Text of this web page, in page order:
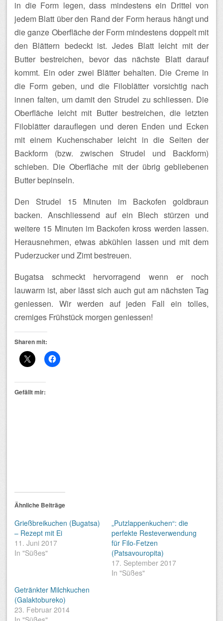
in die Form legen, dass mindestens ein Drittel von
jedem Blatt über den Rand der Form heraus hängt und
die ganze Oberfläche der Form mindestens doppelt mit
den Blättern bedeckt ist. Jedes Blatt leicht mit der
Butter bestreichen, bevor das nächste Blatt darauf
kommt. Ein oder zwei Blätter behalten. Die Creme in
die Form geben, und die Filoblätter vorsichtig nach
innen falten, um damit den Strudel zu schliessen. Die
Oberfläche leicht mit Butter bestreichen, die letzten
Filoblätter darauflegen und deren Enden und Ecken
mit einem Kuchenschaber leicht in die Seiten der
Backform (bzw. zwischen Strudel und Backform)
schieben. Die Oberfläche mit der übrig gebliebenen
Butter bepinseln.
Den Strudel 15 Minuten im Backofen goldbraun
backen. Anschliessend auf ein Blech stürzen und
weitere 15 Minuten im Backofen kross werden lassen.
Herausnehmen, etwas abkühlen lassen und mit dem
Puderzucker und Zimt bestreuen.
Bugatsa schmeckt hervorragend wenn er noch
lauwarm ist, aber lässt sich auch gut am nächsten Tag
geniessen. Wir werden auf jeden Fall ein tolles,
cremiges Frühstück morgen geniessen!
Sharen mit:
Gefällt mir:
Ähnliche Beiträge
Grießbreikuchen (Bugatsa)
– Rezept mit Ei
11. Juni 2017
In "Süßes"
„Putzlappenkuchen“: die
perfekte Resteverwendung
für Filo-Fetzen
(Patsavouropita)
17. September 2017
In "Süßes"
Getränkter Milchkuchen
(Galaktobureko)
23. Februar 2014